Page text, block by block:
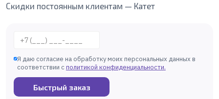
Скидки постоянным клиентам — Катет
Телефон
Я даю согласие на обработку моих персональных данных в
соответствии сполитикой конфиденциальности.
Быстрый заказ